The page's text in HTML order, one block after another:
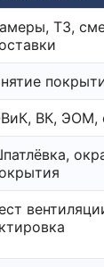
ТЗ,
ВК, ЭОМ,